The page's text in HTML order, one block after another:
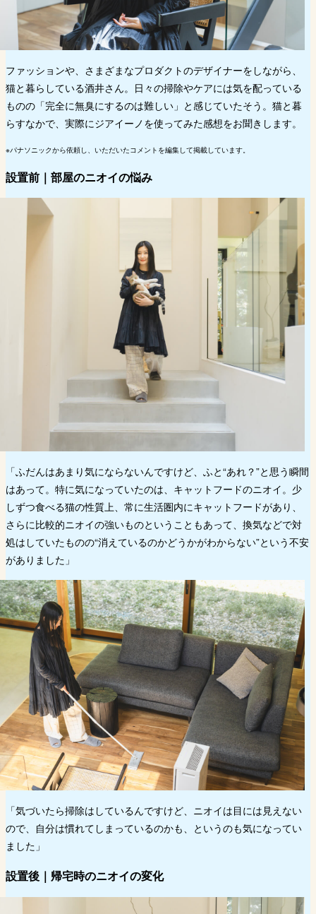
ファッションや、さまざまなプロダクトのデザイナーをしながら、
猫と暮らしている酒井さん。日々の掃除やケアには気を配っている
ものの「完全に無臭にするのは難しい」と感じていたそう。猫と暮
らすなかで、実際にジアイーノを使ってみた感想をお聞きします。
※パナソニックから依頼し、いただいたコメントを編集して掲載しています。
設置前｜部屋のニオイの悩み
「ふだんはあまり気にならないんですけど、ふと“あれ？”と思う瞬間
はあって。特に気になっていたのは、キャットフードのニオイ。少
しずつ食べる猫の性質上、常に生活圏内にキャットフードがあり、
さらに比較的ニオイの強いものということもあって、換気などで対
処はしていたものの“消えているのかどうかがわからない”という不安
がありました」
「気づいたら掃除はしているんですけど、ニオイは目には見えない
ので、自分は慣れてしまっているのかも、というのも気になってい
ました」
設置後｜帰宅時のニオイの変化